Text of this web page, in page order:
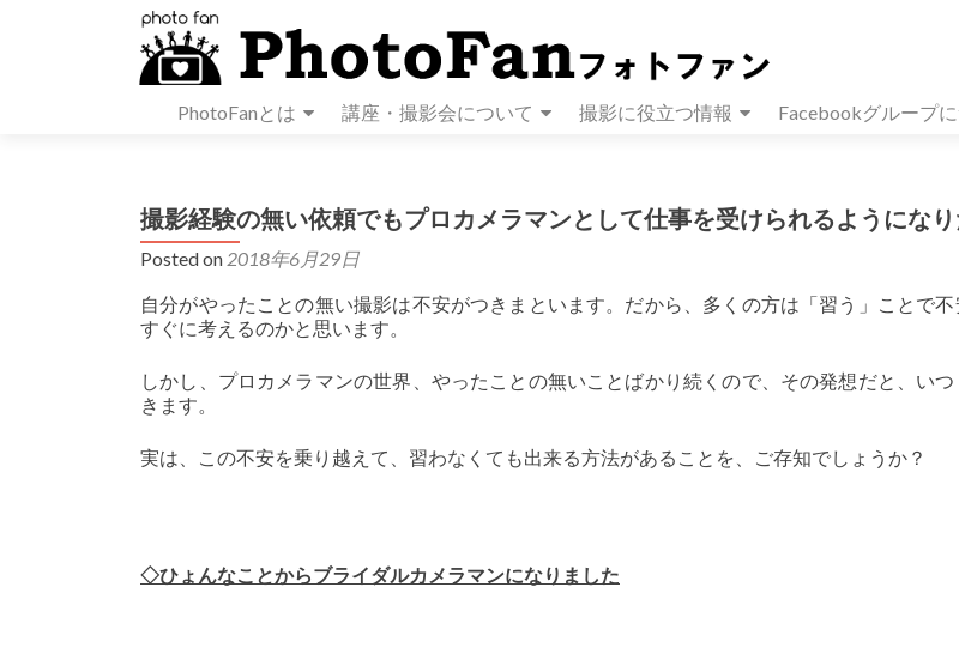
PhotoFanとは 講座・撮影会について 撮影に役立つ情報 Facebookグループ
撮影経験の無い依頼でもプロカメラマンとして仕事を受けられるようにな
Posted on 2018年6月29日
自分がやったことの無い撮影は不安がつきまといます。だから、多くの方は「習う」ことで
すぐに考えるのかと思います。
しかし、プロカメラマンの世界、やったことの無いことばかり続くので、その発想だと、い
きます。
実は、この不安を乗り越えて、習わなくても出来る方法があることを、ご存知でしょうか？
◇ひょんなことからブライダルカメラマンになりました